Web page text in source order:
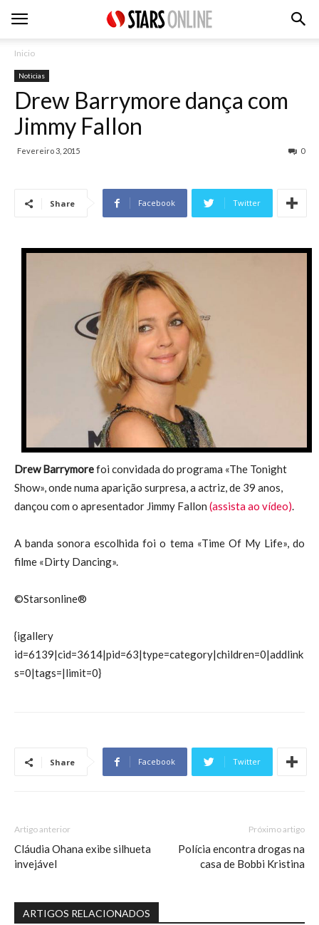
Inicio
Noticias
Drew Barrymore dança com
Jimmy Fallon
Fevereiro 3, 2015 0
Share Facebook Twitter
Drew Barrymorefoi convidada do programa «The Tonight
Show», onde numa aparição surpresa, a actriz, de 39 anos,
dançou com o apresentador Jimmy Fallon (assista ao vídeo).
A banda sonora escolhida foi o tema «Time Of My Life», do
filme «Dirty Dancing».
©Starsonline®
{igallery
id=6139|cid=3614|pid=63|type=category|children=0|addlink
s=0|tags=|limit=0}
Share Facebook Twitter
Artigo anterior
Cláudia Ohana exibe silhueta
invejável
Próximo artigo
Polícia encontra drogas na
casa de Bobbi Kristina
ARTIGOS RELACIONADOS